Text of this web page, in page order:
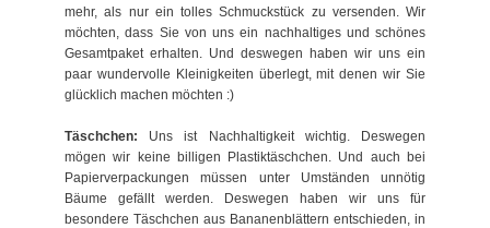
mehr, als nur ein tolles Schmuckstück zu versenden. Wir
möchten, dass Sie von uns ein nachhaltiges und schönes
Gesamtpaket erhalten. Und deswegen haben wir uns ein
paar wundervolle Kleinigkeiten überlegt, mit denen wir Sie
glücklich machen möchten :)
Täschchen: Uns ist Nachhaltigkeit wichtig. Deswegen
mögen wir keine billigen Plastiktäschchen. Und auch bei
Papierverpackungen müssen unter Umständen unnötig
Bäume gefällt werden. Deswegen haben wir uns für
besondere Täschchen aus Bananenblättern entschieden, in